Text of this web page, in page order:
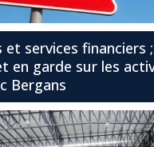
et services financiers
en garde sur les
Bergans